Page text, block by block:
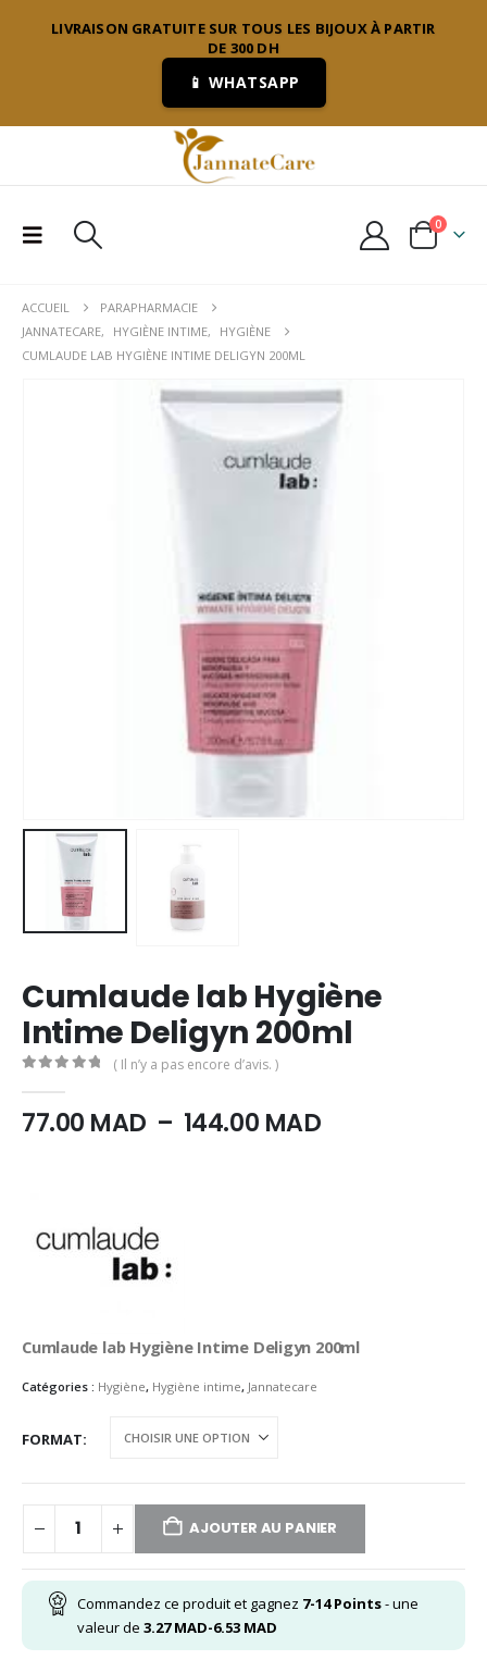
LIVRAISON GRATUITE SUR TOUS LES BIJOUX À PARTIR
DE 300 DH
📱 WHATSAPP
0
ACCUEIL
PARAPHARMACIE
JANNATECARE, HYGIÈNE INTIME,
HYGIÈNE
CUMLAUDE LAB HYGIÈNE INTIME DELIGYN 200ML
Cumlaude lab Hygiène
Intime Deligyn 200ml
( Il n’y a pas encore d’avis. )
77.00 MAD – 144.00 MADPlage
Cumlaude lab Hygiène Intime Deligyn 200ml
Catégories : Hygiène, Hygiène intime, Jannatecare
FORMAT
AJOUTER AU PANIER
Commandez ce produit et gagnez 7-14Points- une
valeur de 3.27MAD-6.53 MAD